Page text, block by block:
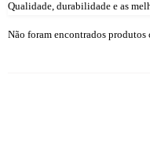
Qualidade, durabilidade e as
Não foram encontrados produtos